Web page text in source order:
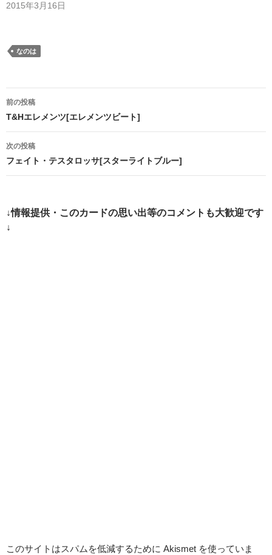
2015年3月16日
なのは
投
稿
ナ
ビ
ー
シ
前の投稿
T&Hエレメンツ[エレメンツビート]
次の投稿
フェイト・テスタロッサ[スターライトブルー]
↓情報提供・このカードの思い出等のコメントも大歓迎です
↓
このサイトはスパムを低減するために Akismet を使っていま